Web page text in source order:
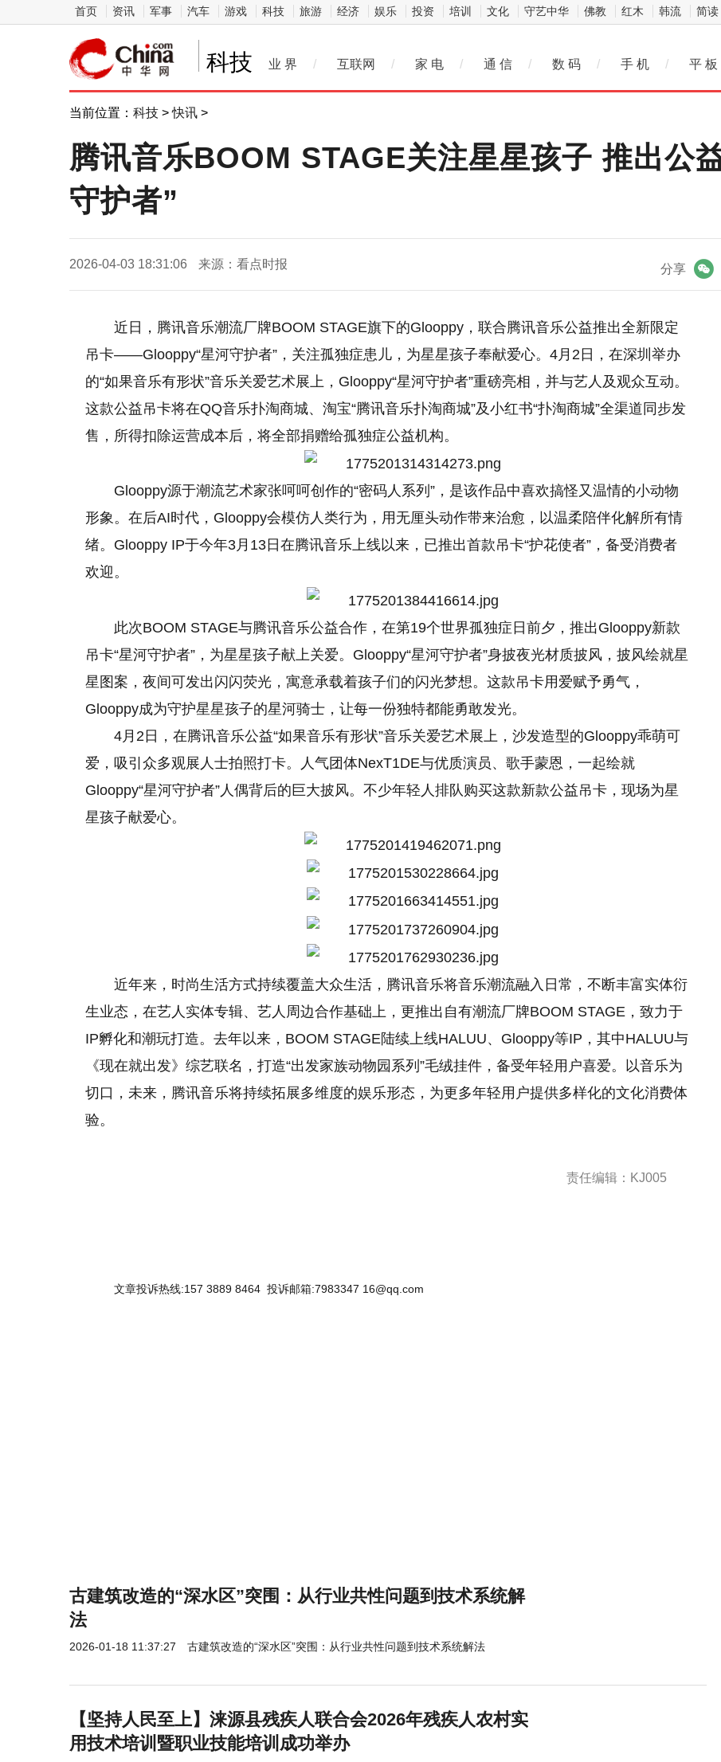
首页 资讯 军事 汽车 游戏 科技 旅游 经济 娱乐 投资 培训 文化 守艺中华 佛教 红木 韩流 简读
科技 业 界 / 互联网 / 家 电 / 通 信 / 数 码 / 手 机 / 平 板
当前位置： 科技 >快讯 >
腾讯音乐BOOM STAGE关注星星孩子 推出公
守护者”
2026-04-03 18:31:06 来源：看点时报 分享
近日，腾讯音乐潮流厂牌BOOM STAGE旗下的Glooppy，联合腾讯音乐公益推出全新限定
吊卡——Glooppy“星河守护者”，关注孤独症患儿，为星星孩子奉献爱心。4月2日，在深圳举办
的“如果音乐有形状”音乐关爱艺术展上，Glooppy“星河守护者”重磅亮相，并与艺人及观众互动。
这款公益吊卡将在QQ音乐扑淘商城、淘宝“腾讯音乐扑淘商城”及小红书“扑淘商城”全渠道同步发
售，所得扣除运营成本后，将全部捐赠给孤独症公益机构。
Glooppy源于潮流艺术家张呵呵创作的“密码人系列”，是该作品中喜欢搞怪又温情的小动物
形象。在后AI时代，Glooppy会模仿人类行为，用无厘头动作带来治愈，以温柔陪伴化解所有情
绪。Glooppy IP于今年3月13日在腾讯音乐上线以来，已推出首款吊卡“护花使者”，备受消费者
欢迎。
此次BOOM STAGE与腾讯音乐公益合作，在第19个世界孤独症日前夕，推出Glooppy新款
吊卡“星河守护者”，为星星孩子献上关爱。Glooppy“星河守护者”身披夜光材质披风，披风绘就星
星图案，夜间可发出闪闪荧光，寓意承载着孩子们的闪光梦想。这款吊卡用爱赋予勇气，
Glooppy成为守护星星孩子的星河骑士，让每一份独特都能勇敢发光。
4月2日，在腾讯音乐公益“如果音乐有形状”音乐关爱艺术展上，沙发造型的Glooppy乖萌可
爱，吸引众多观展人士拍照打卡。人气团体NexT1DE与优质演员、歌手蒙恩，一起绘就
Glooppy“星河守护者”人偶背后的巨大披风。不少年轻人排队购买这款新款公益吊卡，现场为星
星孩子献爱心。
近年来，时尚生活方式持续覆盖大众生活，腾讯音乐将音乐潮流融入日常，不断丰富实体衍
生业态，在艺人实体专辑、艺人周边合作基础上，更推出自有潮流厂牌BOOM STAGE，致力于
IP孵化和潮玩打造。去年以来，BOOM STAGE陆续上线HALUU、Glooppy等IP，其中HALUU与
《现在就出发》综艺联名，打造“出发家族动物园系列”毛绒挂件，备受年轻用户喜爱。以音乐为
切口，未来，腾讯音乐将持续拓展多维度的娱乐形态，为更多年轻用户提供多样化的文化消费体
验。
责任编辑：KJ005
文章投诉热线:157 3889 8464 投诉邮箱:7983347 16@qq.com
古建筑改造的“深水区”突围：从行业共性问题到技术系统解
法
2026-01-18 11:37:27 古建筑改造的“深水区”突围：从行业共性问题到技术系统解法
【坚持人民至上】涞源县残疾人联合会2026年残疾人农村实
用技术培训暨职业技能培训成功举办